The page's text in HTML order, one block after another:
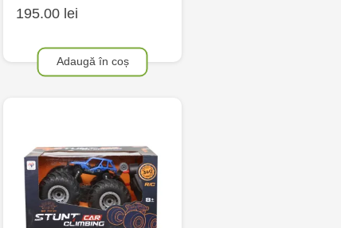
195.00 lei
Adaugă în coș